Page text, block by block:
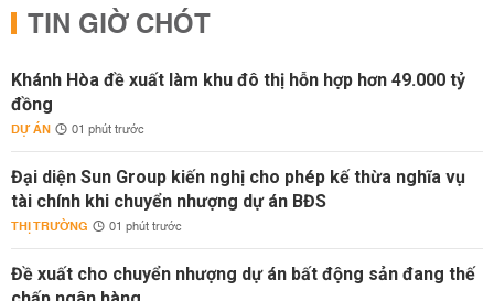
TIN GIỜ CHÓT
Khánh Hòa đề xuất làm khu đô thị hỗn hợp hơn 49.000 tỷ
đồng
DỰ ÁN 01 phút trước
Đại diện Sun Group kiến nghị cho phép kế thừa nghĩa vụ
tài chính khi chuyển nhượng dự án BĐS
THỊ TRƯỜNG 01 phút trước
Đề xuất cho chuyển nhượng dự án bất động sản đang thế